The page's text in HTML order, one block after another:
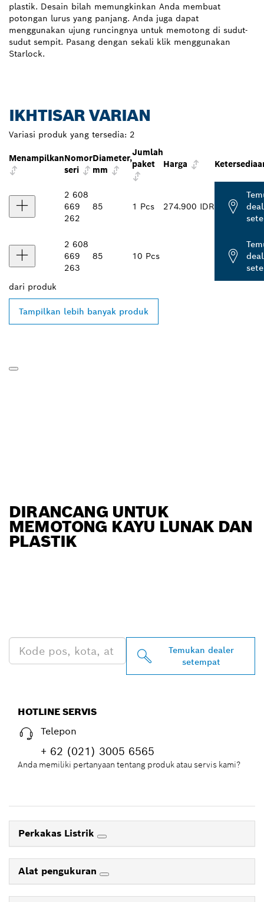
plastik. Desain bilah memungkinkan Anda membuat
potongan lurus yang panjang. Anda juga dapat
menggunakan ujung runcingnya untuk memotong di sudut-
sudut sempit. Pasang dengan sekali klik menggunakan
Starlock.
IKHTISAR VARIAN
Variasi produk yang tersedia: 2
MenampilkanNomor
seri
Diameter,
mm
Jumlah
paket
Harga
2 608
669
262
85 1 Pcs 274.900 IDR
2 608
669
263
85 10 Pcs
dari produk
Tampilkan lebih banyak produk
DIRANCANG UNTUK
MEMOTONG KAYU LUNAK DAN
PLASTIK
Temukan dealer
setempat
HOTLINE SERVIS
Telepon
+ 62 (021) 3005 6565
Anda memiliki pertanyaan tentang produk atau servis kami?
Perkakas Listrik
Alat pengukuran